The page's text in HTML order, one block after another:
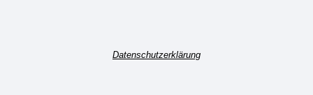
Datenschutzerklärung